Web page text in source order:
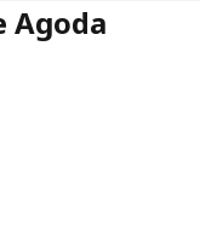
Agoda